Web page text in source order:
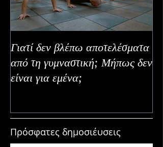
Γιατί δεν βλέπω αποτελέσματα
από τη γυμναστική; Μήπως δεν
είναι για εμένα;
Πρόσφατες δημοσιέυσεις